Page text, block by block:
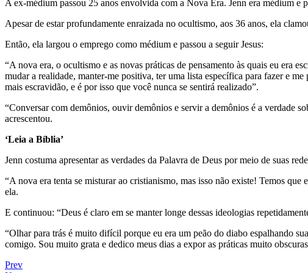
A ex-médium passou 25 anos envolvida com a Nova Era. Jenn era médium e
Apesar de estar profundamente enraizada no ocultismo, aos 36 anos, ela
Então, ela largou o emprego como médium e passou a seguir Jesus:
“A nova era, o ocultismo e as novas práticas de pensamento às quais eu era
mudar a realidade, manter-me positiva, ter uma lista específica para fazer e
mais escravidão, e é por isso que você nunca se sentirá realizado”.
“Conversar com demônios, ouvir demônios e servir a demônios é a verdade
acrescentou.
‘Leia a Bíblia’
Jenn costuma apresentar as verdades da Palavra de Deus por meio de suas
“A nova era tenta se misturar ao cristianismo, mas isso não existe! Temos
ela.
E continuou: “Deus é claro em se manter longe dessas ideologias
“Olhar para trás é muito difícil porque eu era um peão do diabo espalhando
comigo. Sou muito grata e dedico meus dias a expor as práticas muito
Prev